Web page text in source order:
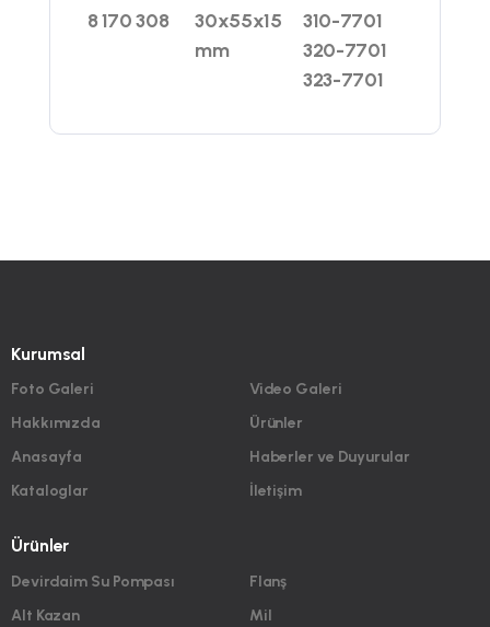
8 170 308
30x55x15
mm
310-7701
320-7701
323-7701
Kurumsal
Foto Galeri
Hakkımızda
Anasayfa
Kataloglar
Video Galeri
Ürünler
Haberler ve Duyurular
İletişim
Ürünler
Devirdaim Su Pompası
Alt Kazan
Flanş
Mil